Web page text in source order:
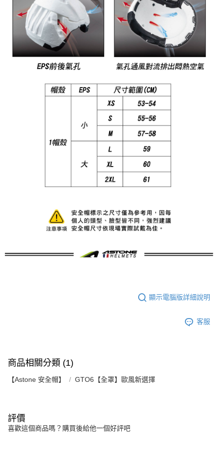
顯示電腦版詳細說明
客服
商品相關分類 (1)
【Astone 安全帽】 GTO6【全罩】歐風新選擇
評價
喜歡這個商品嗎？購買後給他一個好評吧